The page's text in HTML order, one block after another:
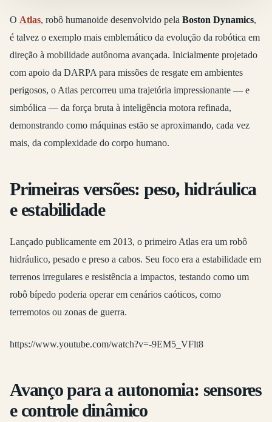
O Atlas, robô humanoide desenvolvido pela Boston Dynamics,
é talvez o exemplo mais emblemático da evolução da robótica em
direção à mobilidade autônoma avançada. Inicialmente projetado
com apoio da DARPA para missões de resgate em ambientes
perigosos, o Atlas percorreu uma trajetória impressionante — e
simbólica — da força bruta à inteligência motora refinada,
demonstrando como máquinas estão se aproximando, cada vez
mais, da complexidade do corpo humano.
Primeiras versões: peso, hidráulica
e estabilidade
Lançado publicamente em 2013, o primeiro Atlas era um robô
hidráulico, pesado e preso a cabos. Seu foco era a estabilidade em
terrenos irregulares e resistência a impactos, testando como um
robô bípedo poderia operar em cenários caóticos, como
terremotos ou zonas de guerra.
https://www.youtube.com/watch?v=-9EM5_VFlt8
Avanço para a autonomia: sensores
e controle dinâmico